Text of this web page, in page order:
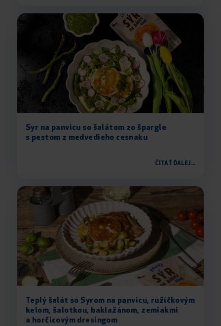
Syr na panvicu so šalátom zo špargle
s pestom z medvedieho cesnaku
ČÍTAŤ ĎALEJ...
Teplý šalát so Syrom na panvicu, ružičkovým
kelom, šalotkou, baklažánom, zemiakmi
a horčicovým dresingom